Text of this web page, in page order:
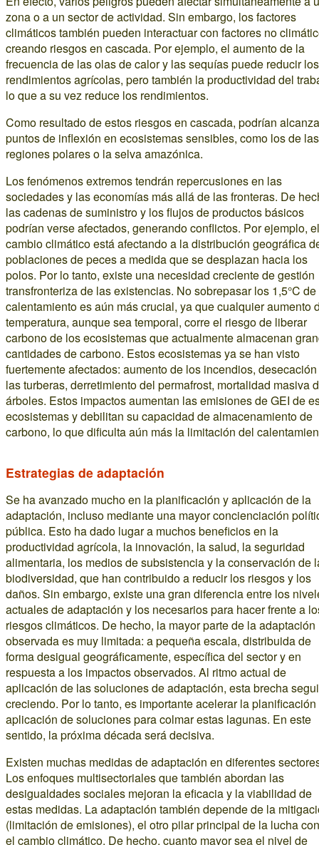
zona o a un sector de actividad. Sin embargo, los factores
climáticos también pueden interactuar con factores no
creando riesgos en cascada. Por ejemplo, el aumento de la
frecuencia de las olas de calor y las sequías puede reducir los
rendimientos agrícolas, pero también la productividad del
lo que a su vez reduce los rendimientos.
Como resultado de estos riesgos en cascada, podrían
puntos de inflexión en ecosistemas sensibles, como los de las
regiones polares o la selva amazónica.
Los fenómenos extremos tendrán repercusiones en las
sociedades y las economías más allá de las fronteras. De
las cadenas de suministro y los flujos de productos básicos
podrían verse afectados, generando conflictos. Por ejemplo, el
cambio climático está afectando a la distribución geográfica
poblaciones de peces a medida que se desplazan hacia los
polos. Por lo tanto, existe una necesidad creciente de gestión
transfronteriza de las existencias. No sobrepasar los 1,5°C de
calentamiento es aún más crucial, ya que cualquier aumento
temperatura, aunque sea temporal, corre el riesgo de liberar
carbono de los ecosistemas que actualmente almacenan
cantidades de carbono. Estos ecosistemas ya se han visto
fuertemente afectados: aumento de los incendios,
las turberas, derretimiento del permafrost, mortalidad masiva
árboles. Estos impactos aumentan las emisiones de GEI de
ecosistemas y debilitan su capacidad de almacenamiento de
carbono, lo que dificulta aún más la limitación del
Estrategias de adaptación
Se ha avanzado mucho en la planificación y aplicación de la
adaptación, incluso mediante una mayor concienciación
pública. Esto ha dado lugar a muchos beneficios en la
productividad agrícola, la innovación, la salud, la seguridad
alimentaria, los medios de subsistencia y la conservación de
biodiversidad, que han contribuido a reducir los riesgos y los
daños. Sin embargo, existe una gran diferencia entre los
actuales de adaptación y los necesarios para hacer frente a
riesgos climáticos. De hecho, la mayor parte de la adaptación
observada es muy limitada: a pequeña escala, distribuida de
forma desigual geográficamente, específica del sector y en
respuesta a los impactos observados. Al ritmo actual de
aplicación de las soluciones de adaptación, esta brecha
creciendo. Por lo tanto, es importante acelerar la
aplicación de soluciones para colmar estas lagunas. En este
sentido, la próxima década será decisiva.
Existen muchas medidas de adaptación en diferentes
Los enfoques multisectoriales que también abordan las
desigualdades sociales mejoran la eficacia y la viabilidad de
estas medidas. La adaptación también depende de la
(limitación de emisiones), el otro pilar principal de la lucha
el cambio climático. De hecho, cuanto mayor sea el nivel de